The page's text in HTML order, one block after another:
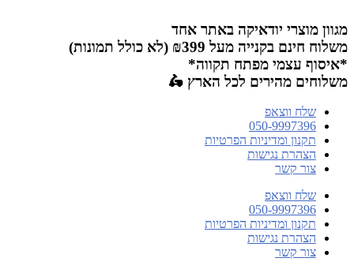
לתוכן
מגוון מוצרי יודאיקה באתר אחד
משלוח חינם בקנייה מעל ₪399 (לא כולל תמונות)
*איסוף עצמי מפתח תקווה*
משלוחים מהירים לכל הארץ 🛵
שלח ווצאפ
050-9997396
תקנון ומדיניות הפרטיות
הצהרת נגישות
צור קשר
שלח ווצאפ
050-9997396
תקנון ומדיניות הפרטיות
הצהרת נגישות
צור קשר